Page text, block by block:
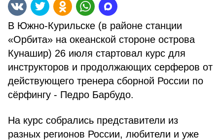
В Южно-Курильске (в районе станции
«Орбита» на океанской стороне острова
Кунашир) 26 июля стартовал курс для
инструкторов и продолжающих серферов от
действующего тренера сборной России по
сёрфингу - Педро Барбудо.
На курс собрались представители из
разных регионов России, любители и уже